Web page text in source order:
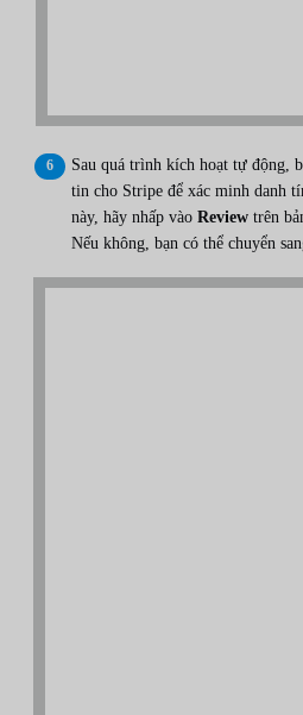
Sau quá trình kích hoạt tự động,
tin cho Stripe để xác minh danh
này, hãy nhấp vào Review trên
Nếu không, bạn có thể chuyển